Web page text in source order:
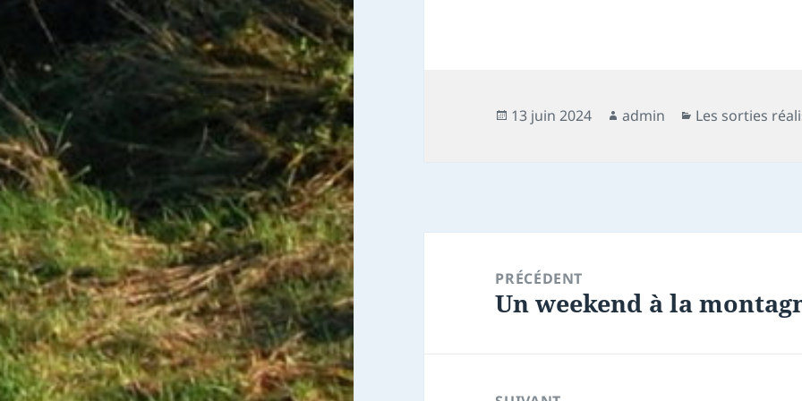
Publié
13 juin 2024 Auteur
admin Catégories
Les sorties
PRÉCÉDENT
Article
Un weekend à la